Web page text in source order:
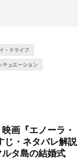
・ドライブ
チュエーション
画『エノーラ・
じ・ネタバレ解説
ルタ島の結婚式